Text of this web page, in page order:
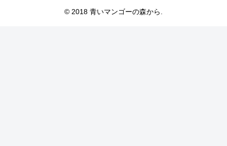
© 2018 青いマンゴーの森から.